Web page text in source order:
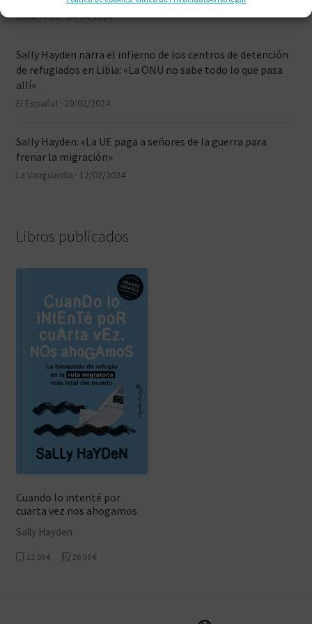
eldiario.es·04/04/2024
Sally Hayden narra el infierno de los centros de detención
de refugiados en Libia: «La ONU no sabe todo lo que pasa
allí»
El Español · 20/02/2024
Sally Hayden: «La UE paga a señores de la guerra para
frenar la migración»
La Vanguardia · 12/02/2024
Libros publicados
Cuando lo intenté por
cuarta vez nos ahogamos
Sally Hayden
11,99€ 26,00€